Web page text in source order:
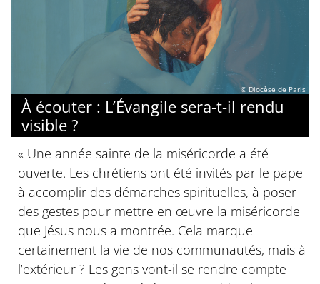
© Diocèse de Paris
À écouter : L’Évangile sera-t-il rendu
visible ?
« Une année sainte de la miséricorde a été
ouverte. Les chrétiens ont été invités par le pape
à accomplir des démarches spirituelles, à poser
des gestes pour mettre en œuvre la miséricorde
que Jésus nous a montrée. Cela marque
certainement la vie de nos communautés, mais à
l’extérieur ? Les gens vont-il se rendre compte